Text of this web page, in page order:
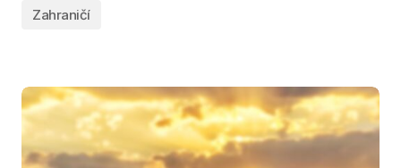
Zahraničí